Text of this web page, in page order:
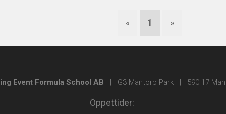
« 1 »
Event Formula School AB | G3 Mantorp Park | 590 17
Öppettider: